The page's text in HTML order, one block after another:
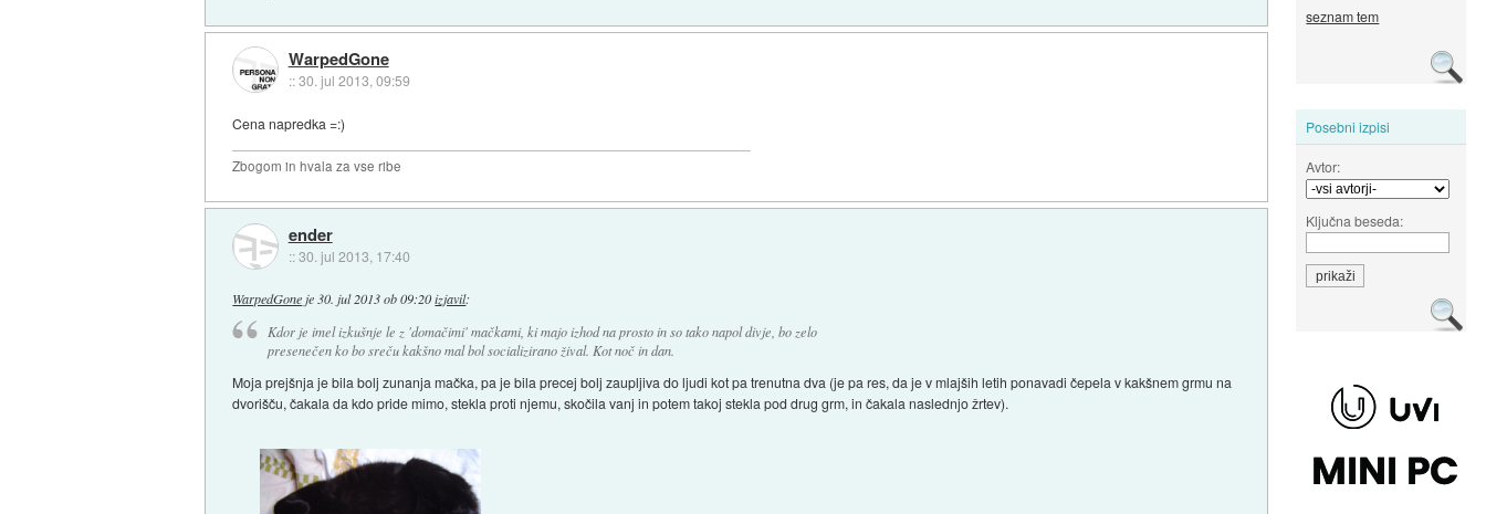
seznam tem
Posebni izpisi
Avtor:
Ključna beseda:
WarpedGone
::30. jul 2013, 09:59
Cena napredka =:)
Zbogom in hvala za vse ribe
ender
::30. jul 2013, 17:40
WarpedGone je 30. jul 2013 ob 09:20 izjavil:
Kdor je imel izkušnje le z 'domačimi' mačkami, ki majo izhod na prosto in so tako napol divje, bo zelo
presenečen ko bo sreču kakšno mal bol socializirano žival. Kot noč in dan.
Moja prejšnja je bila bolj zunanja mačka, pa je bila precej bolj zaupljiva do ljudi kot pa trenutna dva (je pa res, da je v mlajših letih ponavadi čepela v kakšnem grmu na
dvorišču, čakala da kdo pride mimo, stekla proti njemu, skočila vanj in potem takoj stekla pod drug grm, in čakala naslednjo žrtev).